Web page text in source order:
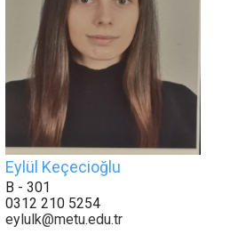
Eylül Keçecioğlu
B - 301
0312 210 5254
eylulk@metu.edu.tr